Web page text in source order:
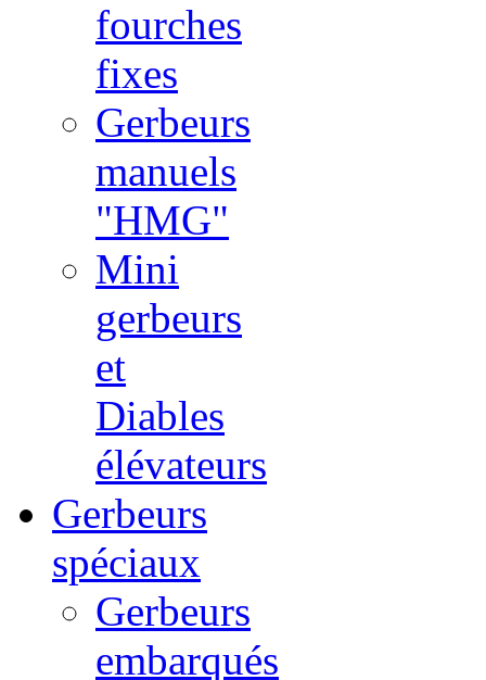
fourches
fixes
Gerbeurs
manuels
"HMG"
Mini
gerbeurs
et
Diables
élévateurs
Gerbeurs
spéciaux
Gerbeurs
embarqués